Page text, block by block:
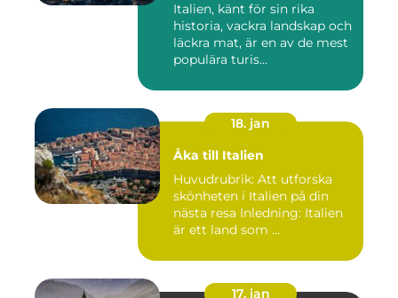
Italien, känt för sin rika
historia, vackra landskap och
läckra mat, är en av de mest
populära turis...
18. jan
Åka till Italien
Huvudrubrik: Att utforska
skönheten i Italien på din
nästa resa Inledning: Italien
är ett land som ...
17. jan